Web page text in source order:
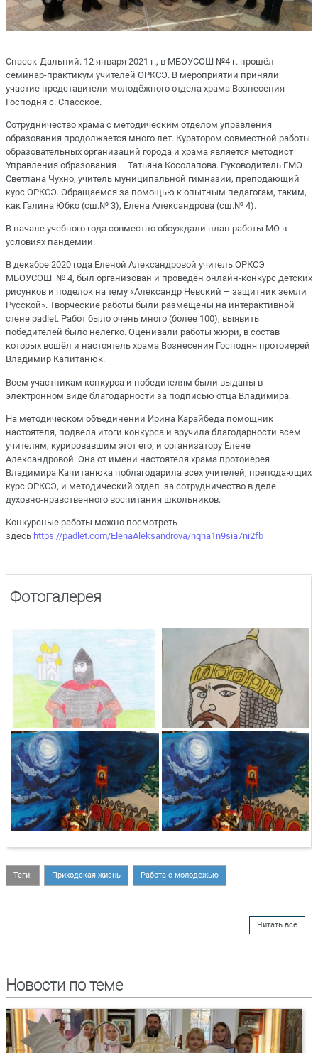
Спасск-Дальний. 12 января 2021 г., в МБОУСОШ №4 г. прошёл
семинар-практикум учителей ОРКСЭ. В мероприятии приняли
участие представители молодёжного отдела храма Вознесения
Господня с. Спасское.
Сотрудничество храма с методическим отделом управления
образования продолжается много лет. Куратором совместной работы
образовательных организаций города и храма является методист
Управления образования — Татьяна Косолапова. Руководитель ГМО —
Светлана Чухно, учитель муниципальной гимназии, преподающий
курс ОРКСЭ. Обращаемся за помощью к опытным педагогам, таким,
как Галина Юбко (сш.№ 3), Елена Александрова (сш.№ 4).
В начале учебного года совместно обсуждали план работы МО в
условиях пандемии.
В декабре 2020 года Еленой Александровой учитель ОРКСЭ
МБОУСОШ № 4, был организован и проведён онлайн-конкурс детских
рисунков и поделок на тему «Александр Невский – защитник земли
Русской». Творческие работы были размещены на интерактивной
стене padlet. Работ было очень много (более 100), выявить
победителей было нелегко. Оценивали работы жюри, в состав
которых вошёл и настоятель храма Вознесения Господня протоиерей
Владимир Капитанюк.
Всем участникам конкурса и победителям были выданы в
электронном виде благодарности за подписью отца Владимира.
На методическом объединении Ирина Карайбеда помощник
настоятеля, подвела итоги конкурса и вручила благодарности всем
учителям, курировавшим этот его, и организатору Елене
Александровой. Она от имени настоятеля храма протоиерея
Владимира Капитанюка поблагодарила всех учителей, преподающих
курс ОРКСЭ, и методический отдел за сотрудничество в деле
духовно-нравственного воспитания школьников.
Конкурсные работы можно посмотреть
здесь https://padlet.com/ElenaAleksandrova/nqha1n9sia7ni2fb
Фотогалерея
Теги: Приходская жизнь Работа с молодежью
Читать все
Новости по теме